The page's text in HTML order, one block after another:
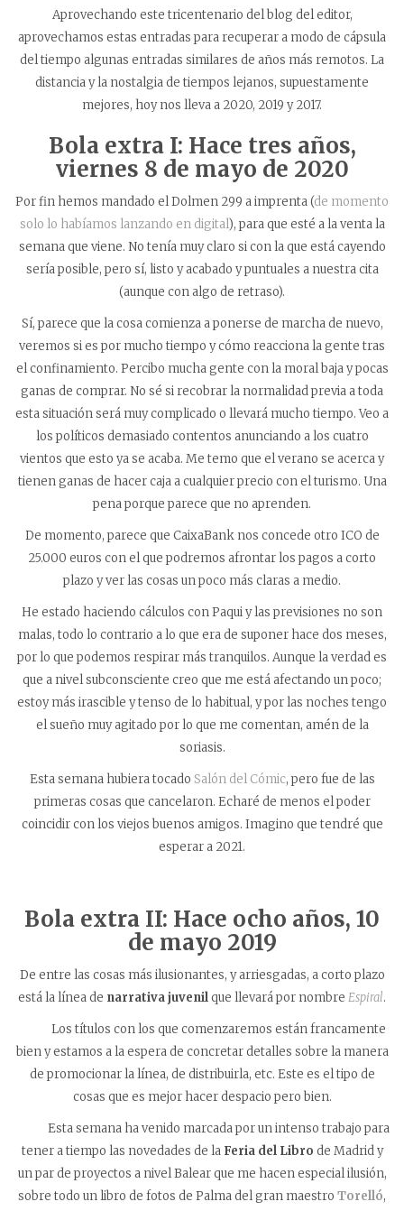
Aprovechando este tricentenario del blog del editor,
aprovechamos estas entradas para recuperar a modo de cápsula
del tiempo algunas entradas similares de años más remotos. La
distancia y la nostalgia de tiempos lejanos, supuestamente
mejores, hoy nos lleva a 2020, 2019 y 2017.
Bola extra I: Hace tres años,
viernes 8 de mayo de 2020
Por fin hemos mandado el Dolmen 299 a imprenta (de momento
solo lo habíamos lanzando en digital), para que esté a la venta la
semana que viene. No tenía muy claro si con la que está cayendo
sería posible, pero sí, listo y acabado y puntuales a nuestra cita
(aunque con algo de retraso).
Sí, parece que la cosa comienza a ponerse de marcha de nuevo,
veremos si es por mucho tiempo y cómo reacciona la gente tras
el confinamiento. Percibo mucha gente con la moral baja y pocas
ganas de comprar. No sé si recobrar la normalidad previa a toda
esta situación será muy complicado o llevará mucho tiempo. Veo a
los políticos demasiado contentos anunciando a los cuatro
vientos que esto ya se acaba. Me temo que el verano se acerca y
tienen ganas de hacer caja a cualquier precio con el turismo. Una
pena porque parece que no aprenden.
De momento, parece que CaixaBank nos concede otro ICO de
25.000 euros con el que podremos afrontar los pagos a corto
plazo y ver las cosas un poco más claras a medio.
He estado haciendo cálculos con Paqui y las previsiones no son
malas, todo lo contrario a lo que era de suponer hace dos meses,
por lo que podemos respirar más tranquilos. Aunque la verdad es
que a nivel subconsciente creo que me está afectando un poco;
estoy más irascible y tenso de lo habitual, y por las noches tengo
el sueño muy agitado por lo que me comentan, amén de la
soriasis.
Esta semana hubiera tocado Salón del Cómic, pero fue de las
primeras cosas que cancelaron. Echaré de menos el poder
coincidir con los viejos buenos amigos. Imagino que tendré que
esperar a 2021.
Bola extra II: Hace ocho años, 10
de mayo 2019
De entre las cosas más ilusionantes, y arriesgadas, a corto plazo
está la línea de narrativa juvenilque llevará por nombre Espiral.
Los títulos con los que comenzaremos están francamente
bien y estamos a la espera de concretar detalles sobre la manera
de promocionar la línea, de distribuirla, etc. Este es el tipo de
cosas que es mejor hacer despacio pero bien.
Esta semana ha venido marcada por un intenso trabajo para
tener a tiempo las novedades de la Feria del Libro de Madrid y
un par de proyectos a nivel Balear que me hacen especial ilusión,
sobre todo un libro de fotos de Palma del gran maestro Torelló,